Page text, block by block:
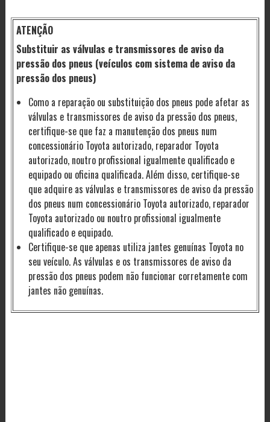
ATENÇÃO
Substituir as válvulas e transmissores de aviso da
pressão dos pneus (veículos com sistema de aviso da
pressão dos pneus)
Como a reparação ou substituição dos pneus pode afetar as
válvulas e transmissores de aviso da pressão dos pneus,
certifique-se que faz a manutenção dos pneus num
concessionário Toyota autorizado, reparador Toyota
autorizado, noutro profissional igualmente qualificado e
equipado ou oficina qualificada. Além disso, certifique-se
que adquire as válvulas e transmissores de aviso da pressão
dos pneus num concessionário Toyota autorizado, reparador
Toyota autorizado ou noutro profissional igualmente
qualificado e equipado.
Certifique-se que apenas utiliza jantes genuínas Toyota no
seu veículo. As válvulas e os transmissores de aviso da
pressão dos pneus podem não funcionar corretamente com
jantes não genuínas.